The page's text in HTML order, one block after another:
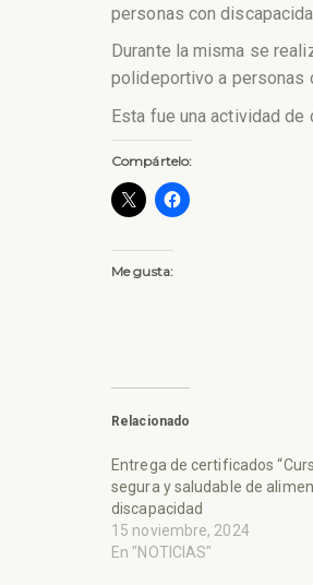
personas con
Durante la misma se
polideportivo a personas
Esta fue una actividad
Compártelo:
Me gusta:
Relacionado
Entrega de certificados
segura y saludable de
discapacidad
15 noviembre, 2024
En "NOTICIAS"